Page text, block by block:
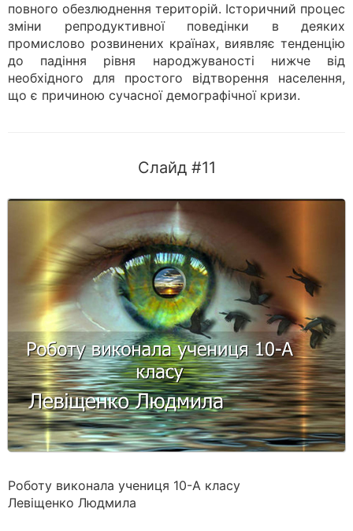
повного обезлюднення територій. Історичний процес
зміни репродуктивної поведінки в деяких
промислово розвинених країнах, виявляє тенденцію
до падіння рівня народжуваності нижче від
необхідного для простого відтворення населення,
що є причиною сучасної демографічної кризи.
Слайд #11
Роботу виконала учениця 10-А класу
Левіщенко Людмила